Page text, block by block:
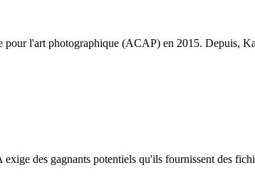
pour l'art photographique (ACAP) en 2015. Depuis,
des gagnants potentiels qu'ils fournissent des